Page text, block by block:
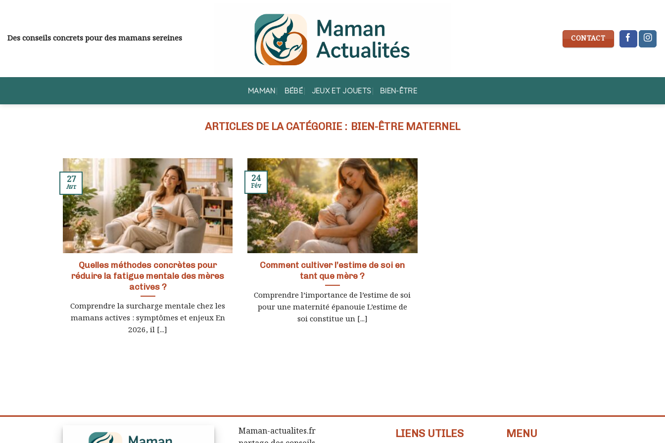
content
Des conseils concrets pour des mamans sereines CONTACT
MAMAN BÉBÉ JEUX ET JOUETS BIEN-ÊTRE
BIEN-ÊTRE MATERNEL
Quelles méthodes concrètes pour
réduire la fatigue mentale des mères
actives ?
Comprendre la surcharge mentale chez les
mamans actives : symptômes et enjeux En
2026, il [...]
27
Avr
Comment cultiver l’estime de soi en
tant que mère ?
Comprendre l’importance de l’estime de soi
pour une maternité épanouie L’estime de
soi constitue un [...]
24
Fév
Maman-actualites.fr
LIENS UTILES MENU